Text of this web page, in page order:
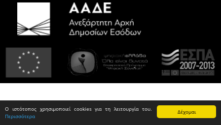
Δέχομαι
Ο ιστότοπος χρησιμοποιεί cookies για τη λειτουργία του.
Περισσότερα